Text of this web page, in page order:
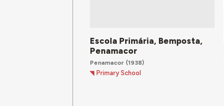
Escola Primária, Bemposta,
Penamacor
Penamacor (1938)
Primary School